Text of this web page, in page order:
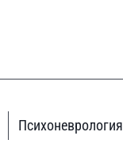
Психоневрология